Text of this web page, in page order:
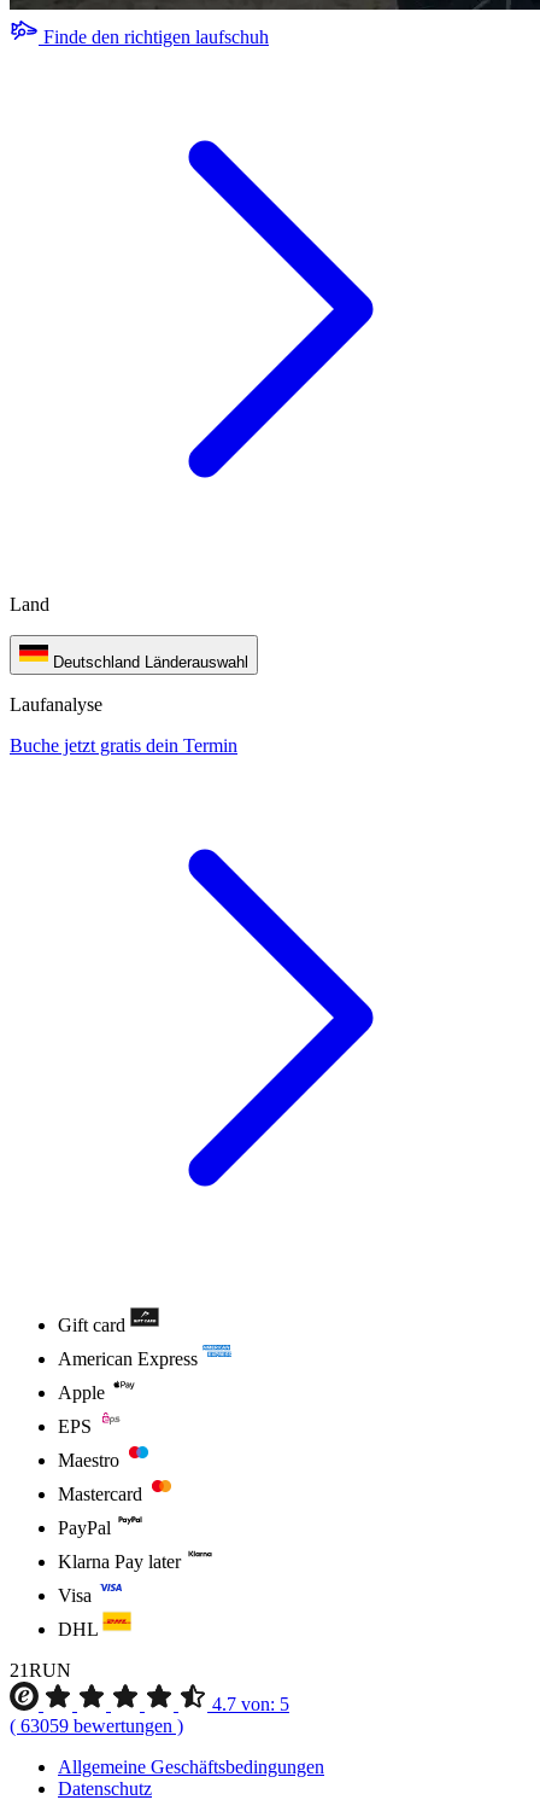
Finde den richtigen laufschuh
Land
Deutschland Länderauswahl
Laufanalyse
Buche jetzt gratis dein Termin
Gift card
American Express
Apple
EPS
Maestro
Mastercard
PayPal
Klarna Pay later
Visa
DHL
21RUN
4.7 von: 5
( 63059 bewertungen )
Allgemeine Geschäftsbedingungen
Datenschutz